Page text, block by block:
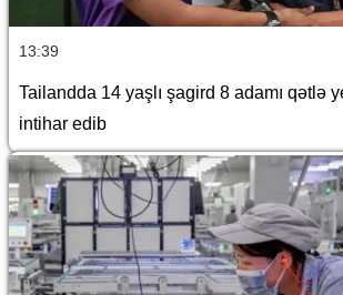
13:39
Tailandda 14 yaşlı şagird 8 adamı qətlə
intihar edib